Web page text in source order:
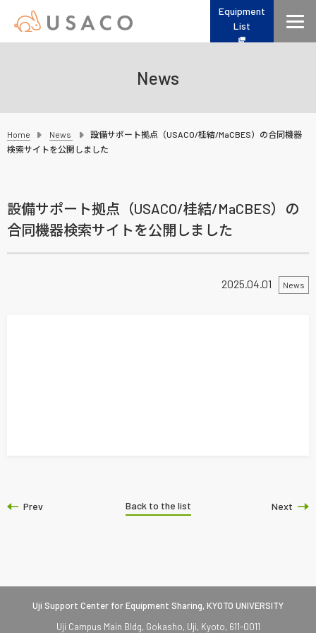
Equipment
List
News
Home News
設備サポート拠点（USACO/桂結/MaCBES）の合同機器
検索サイトを公開しました
設備サポート拠点（USACO/桂結/MaCBES）の
合同機器検索サイトを公開しました
2025.04.01 News
Prev Next
Back to the list
Uji Support Center for Equipment Sharing, KYOTO UNIVERSITY
Uji Campus Main Bldg, Gokasho, Uji, Kyoto, 611-0011